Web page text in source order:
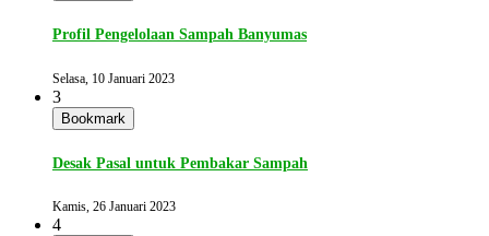
Profil Pengelolaan Sampah Banyumas
Selasa, 10 Januari 2023
3
Bookmark
Desak Pasal untuk Pembakar Sampah
Kamis, 26 Januari 2023
4